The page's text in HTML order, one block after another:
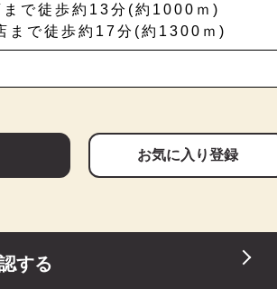
で徒歩約13分(約1000ｍ)
まで徒歩約17分(約1300ｍ)
お気に入り登録
する